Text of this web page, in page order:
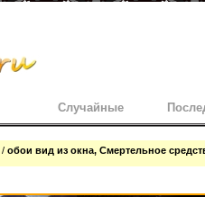
Случайные
/обои вид из окна, Смертельное